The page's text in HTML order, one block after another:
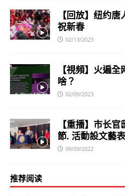
【回放】纽约
祝新春
02/13/2023
【視頻】火遍
啥？
02/09/2023
【重播】市长
節. 活動設文藝
09/09/2022
推荐阅读